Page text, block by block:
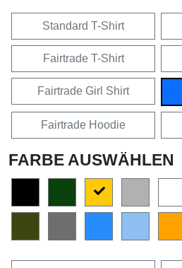
Standard T-Shirt
Fairtrade T-Shirt
Fairtrade Girl Shirt
Fairtrade Hoodie
FARBE AUSWÄHLEN